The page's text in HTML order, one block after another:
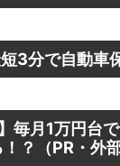
短3分で自動車
毎月1万円台
！？（PR・外